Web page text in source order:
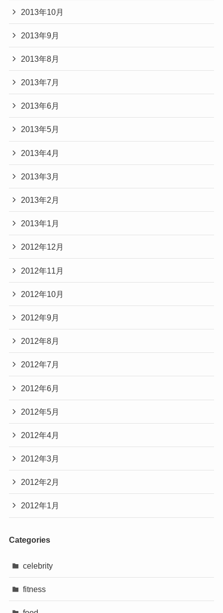
2013年10月
2013年9月
2013年8月
2013年7月
2013年6月
2013年5月
2013年4月
2013年3月
2013年2月
2013年1月
2012年12月
2012年11月
2012年10月
2012年9月
2012年8月
2012年7月
2012年6月
2012年5月
2012年4月
2012年3月
2012年2月
2012年1月
Categories
celebrity
fitness